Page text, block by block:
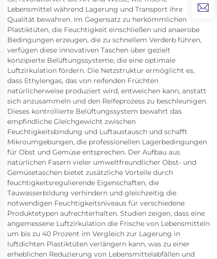
Lebensmittel während Lagerung und Transport ihre
Qualität bewahren. Im Gegensatz zu herkömmlichen
Plastiktüten, die Feuchtigkeit einschließen und anaerobe
Bedingungen erzeugen, die zu schnellem Verderb führen,
verfügen diese innovativen Taschen über gezielt
konzipierte Belüftungssysteme, die eine optimale
Luftzirkulation fördern. Die Netzstruktur ermöglicht es,
dass Ethylengas, das von reifenden Früchten
natürlicherweise produziert wird, entweichen kann, anstatt
sich anzusammeln und den Reifeprozess zu beschleunigen.
Dieses kontrollierte Belüftungssystem bewahrt das
empfindliche Gleichgewicht zwischen
Feuchtigkeitsbindung und Luftaustausch und schafft
Mikroumgebungen, die professionellen Lagerbedingungen
für Obst und Gemüse entsprechen. Der Aufbau aus
natürlichen Fasern vieler umweltfreundlicher Obst- und
Gemüsetaschen bietet zusätzliche Vorteile durch
feuchtigkeitsregulierende Eigenschaften, die
Tauwasserbildung verhindern und gleichzeitig die
notwendigen Feuchtigkeitsniveaus für verschiedene
Produktetypen aufrechterhalten. Studien zeigen, dass eine
angemessene Luftzirkulation die Frische von Lebensmitteln
um bis zu 40 Prozent im Vergleich zur Lagerung in
luftdichten Plastiktüten verlängern kann, was zu einer
erheblichen Reduzierung von Lebensmittelabfällen und